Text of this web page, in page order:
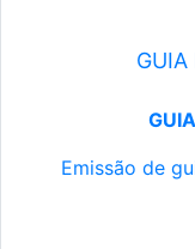
GUIA
Emissão de